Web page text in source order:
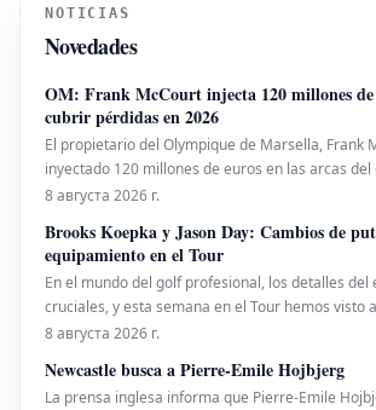
NOTICIAS
Novedades
OM: Frank McCourt injecta 120 millones
cubrir pérdidas en 2026
El propietario del Olympique de Marsella, Frank
inyectado 120 millones de euros en las arcas del
de año para subsanar las pérdidas. La
Ligue 1, lo que llevó a la DCNG a imponer
8 августа 2026 г.
Brooks Koepka y Jason Day: Cambios de
equipamiento en el Tour
En el mundo del golf profesional, los detalles del
cruciales, y esta semana en el Tour hemos visto
novedades interesantes. Brooks Koepka,
sensación del inserto Terylliu
8 августа 2026 г.
Newcastle busca a Pierre-Emile Hojbjerg
La prensa inglesa informa que Pierre-Emile